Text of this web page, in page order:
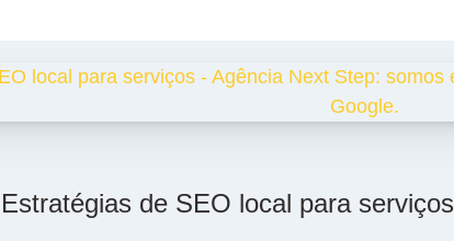
Estratégias de SEO local para serviços